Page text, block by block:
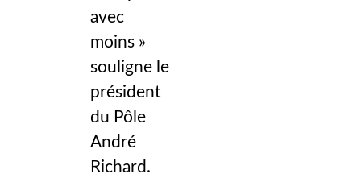
avec
moins »
souligne le
président
du Pôle
André
Richard.